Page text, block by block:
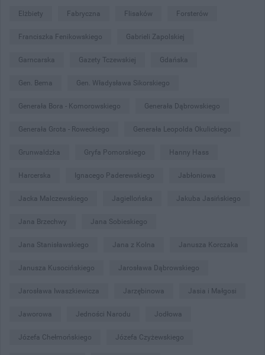
Elżbiety Fabryczna Flisaków Forsterów
Franciszka Fenikowskiego Gabrieli Zapolskiej
Garncarska Gazety Tczewskiej Gdańska
Gen. Bema Gen. Władysława Sikorskiego
Generała Bora - Komorowskiego Generała Dąbrowskiego
Generała Grota - Roweckiego Generała Leopolda Okulickiego
Grunwaldzka Gryfa Pomorskiego Hanny Hass
Harcerska Ignacego Paderewskiego Jabłoniowa
Jacka Malczewskiego Jagiellońska Jakuba Jasińskiego
Jana Brzechwy Jana Sobieskiego
Jana Stanisławskiego Jana z Kolna Janusza Korczaka
Janusza Kusocińskiego Jarosława Dąbrowskiego
Jarosława Iwaszkiewicza Jarzębinowa Jasia i Małgosi
Jaworowa Jedności Narodu Jodłowa
Józefa Chełmońskiego Józefa Czyżewskiego